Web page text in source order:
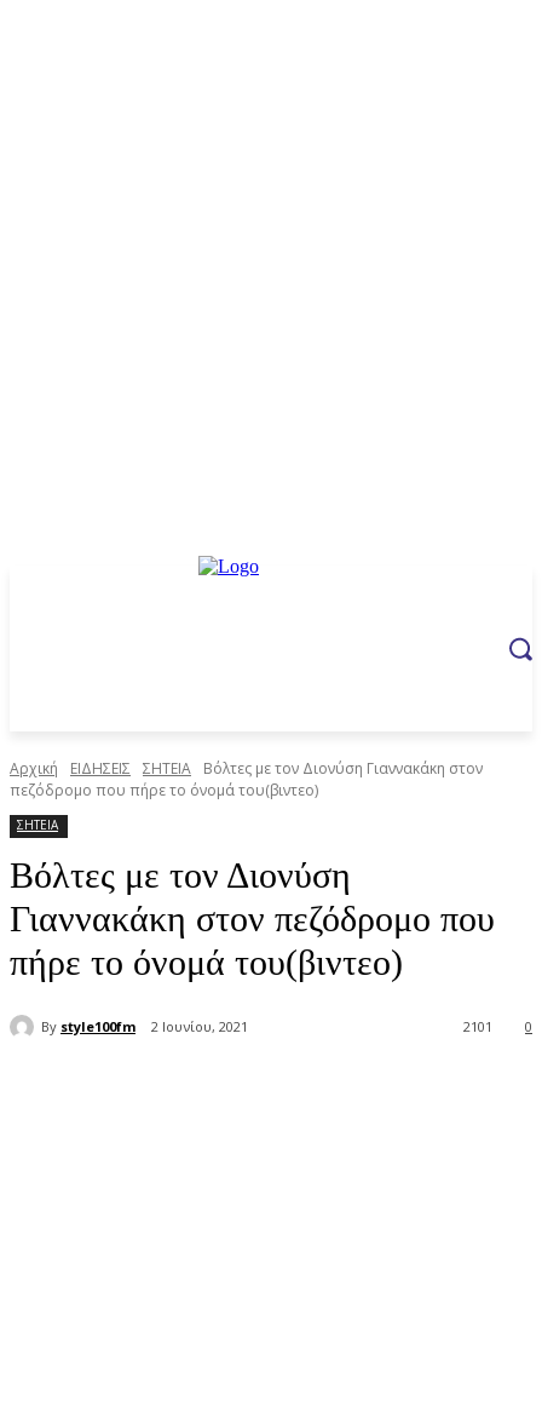
Αρχική ΕΙΔΗΣΕΙΣ ΣΗΤΕΙΑ
Βόλτες με τον Διονύση Γιαννακάκη στον
πεζόδρομο που πήρε το όνομά του(βιντεο)
ΣΗΤΕΙΑ
Βόλτες με τον Διονύση
Γιαννακάκη στον πεζόδρομο που
πήρε το όνομά του(βιντεο)
By style100fm 2 Ιουνίου, 2021 0
2101